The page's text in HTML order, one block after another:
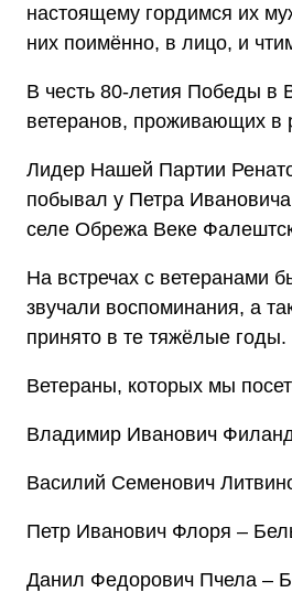
настоящему гордимся их
них поимённо, в лицо, и
В честь 80-летия Победы в
ветеранов, проживающих в
Лидер Нашей Партии
побывал у Петра
селе Обрежа Веке
На встречах с ветеранами
звучали воспоминания, а
принято в те тяжёлые годы.
Ветераны, которых мы
Владимир Иванович
Василий Семенович
Петр Иванович Флоря –
Данил Федорович Пчела –